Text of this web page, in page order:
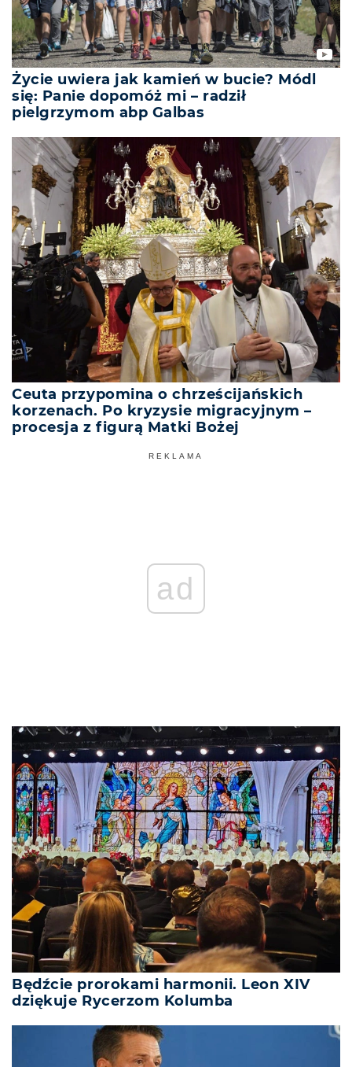
Życie uwiera jak kamień w bucie? Módl
się: Panie dopomóż mi – radził
pielgrzymom abp Galbas
Ceuta przypomina o chrześcijańskich
korzenach. Po kryzysie migracyjnym –
procesja z figurą Matki Bożej
REKLAMA
ad
Będźcie prorokami harmonii. Leon XIV
dziękuje Rycerzom Kolumba